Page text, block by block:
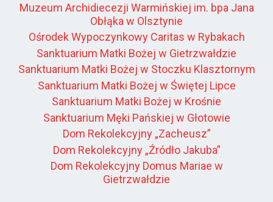
Muzeum Archidiecezji Warmińskiej im. bpa Jana
Obłąka w Olsztynie
Ośrodek Wypoczynkowy Caritas w Rybakach
Sanktuarium Matki Bożej w Gietrzwałdzie
Sanktuarium Matki Bożej w Stoczku Klasztornym
Sanktuarium Matki Bożej w Świętej Lipce
Sanktuarium Matki Bożej w Krośnie
Sanktuarium Męki Pańskiej w Głotowie
Dom Rekolekcyjny „Zacheusz”
Dom Rekolekcyjny „Źródło Jakuba”
Dom Rekolekcyjny Domus Mariae w
Gietrzwałdzie